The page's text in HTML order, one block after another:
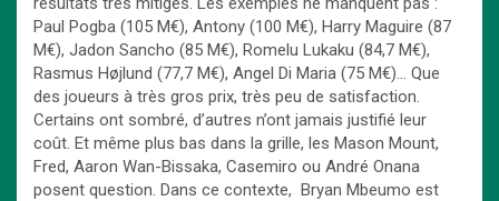
Paul Pogba (105 M€), Antony (100 M€), Harry Maguire (87
M€), Jadon Sancho (85 M€), Romelu Lukaku (84,7 M€),
Rasmus Højlund (77,7 M€), Angel Di Maria (75 M€)… Que
des joueurs à très gros prix, très peu de satisfaction.
Certains ont sombré, d’autres n’ont jamais justifié leur
coût. Et même plus bas dans la grille, les Mason Mount,
Fred, Aaron Wan-Bissaka, Casemiro ou André Onana
posent question. Dans ce contexte, Bryan Mbeumo est